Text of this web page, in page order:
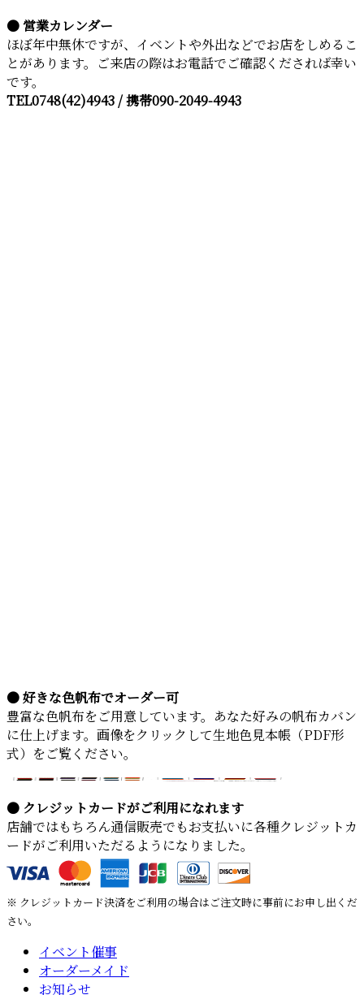
● 営業カレンダー
ほぼ年中無休ですが、イベントや外出などでお店をしめるこ
とがあります。ご来店の際はお電話でご確認くだされば幸い
です。
TEL0748(42)4943 / 携帯090-2049-4943
● 好きな色帆布でオーダー可
豊富な色帆布をご用意しています。あなた好みの帆布カバン
に仕上げます。画像をクリックして生地色見本帳（PDF形
式）をご覧ください。
● クレジットカードがご利用になれます
店舗ではもちろん通信販売でもお支払いに各種クレジットカ
ードがご利用いただるようになりました。
※ クレジットカード決済をご利用の場合はご注文時に事前にお申し出くだ
さい。
イベント催事
オーダーメイド
お知らせ